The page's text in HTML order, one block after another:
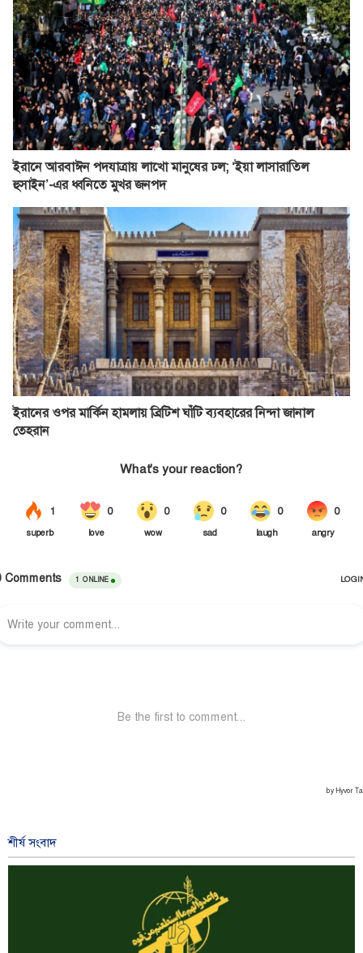
ইরানে আরবাঈন পদযাত্রায় লাখো মানুষের ঢল; ‘ইয়া লাসারাতিল
হুসাইন’-এর ধ্বনিতে মুখর জনপদ
ইরানের ওপর মার্কিন হামলায় ব্রিটিশ ঘাঁটি ব্যবহারের নিন্দা জানাল
তেহরান
শীর্ষ সংবাদ